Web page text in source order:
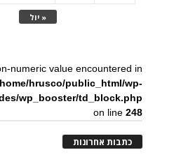
« יול
numeric value encountered in
hrusco/public_html/wp-
wp_booster/td_block.php
on line248
כתבות אחרונות